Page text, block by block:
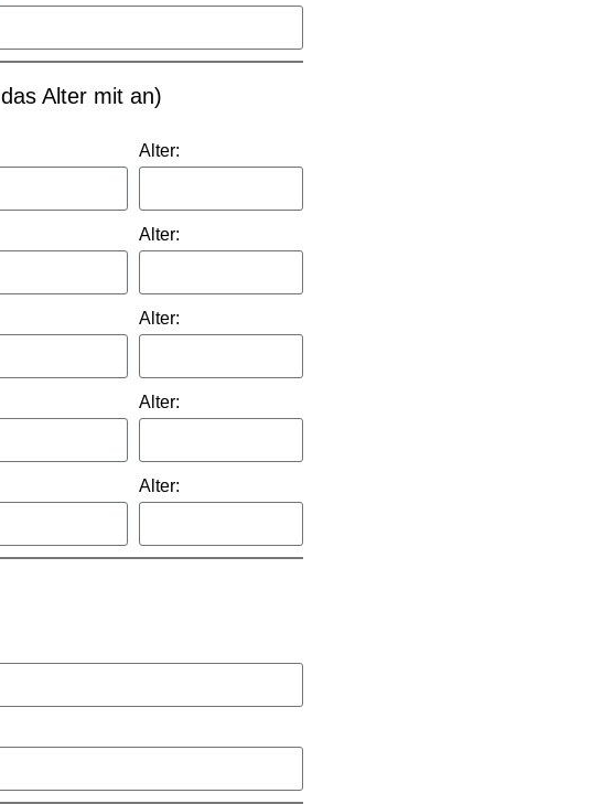
das Alter mit an)
Alter:
Alter:
Alter:
Alter:
Alter: